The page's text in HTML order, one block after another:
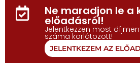
Ne maradjon le a
előadásról!
Jelentkezzen most
száma korlátozott!
JELENTKEZEM AZ